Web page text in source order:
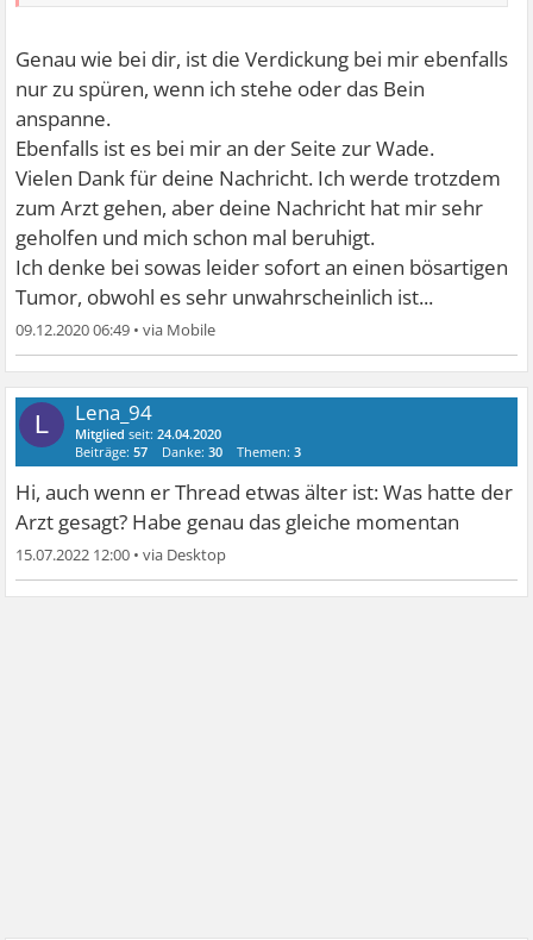
Genau wie bei dir, ist die Verdickung bei mir ebenfalls
nur zu spüren, wenn ich stehe oder das Bein
anspanne.
Ebenfalls ist es bei mir an der Seite zur Wade.
Vielen Dank für deine Nachricht. Ich werde trotzdem
zum Arzt gehen, aber deine Nachricht hat mir sehr
geholfen und mich schon mal beruhigt.
Ich denke bei sowas leider sofort an einen bösartigen
Tumor, obwohl es sehr unwahrscheinlich ist...
09.12.2020 06:49 •
L Lena_94
Mitglied seit:24.04.2020
Beiträge:57 Danke:30 Themen:3
Hi, auch wenn er Thread etwas älter ist: Was hatte der
Arzt gesagt? Habe genau das gleiche momentan
15.07.2022 12:00 •